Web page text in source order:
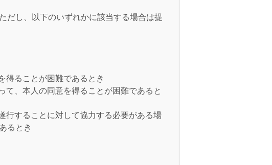
だし、以下のいずれかに該当する場合は提
得ることが困難であるとき
、本人の同意を得ることが困難であると
行することに対して協力する必要がある場
るとき